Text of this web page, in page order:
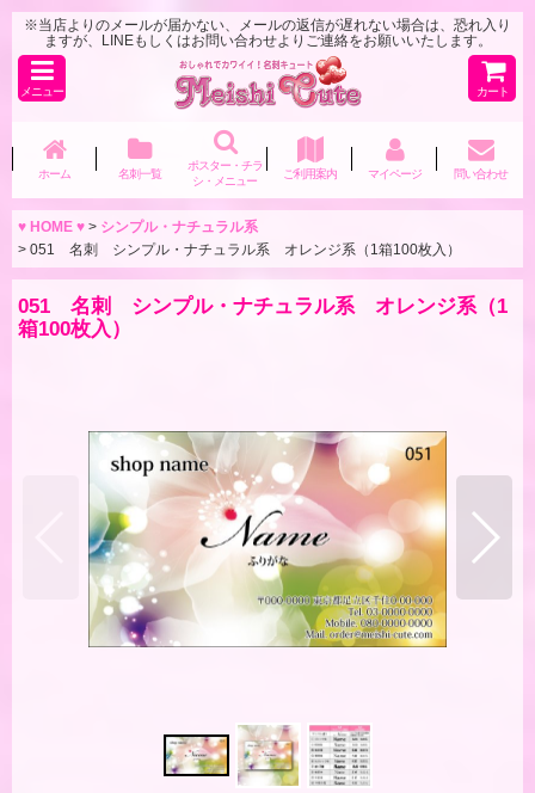
※当店よりのメールが届かない、メールの返信が遅れない場合は、恐れ入り
ますが、LINEもしくはお問い合わせよりご連絡をお願いいたします。
メニュー カート
ホーム 名刺一覧
ポスター・チラ
シ・メニュー
ご利用案内 マイページ 問い合わせ
♥ HOME ♥ > シンプル・ナチュラル系
> 051 名刺 シンプル・ナチュラル系 オレンジ系（1箱100枚入）
051 名刺 シンプル・ナチュラル系 オレンジ系（1
箱100枚入）